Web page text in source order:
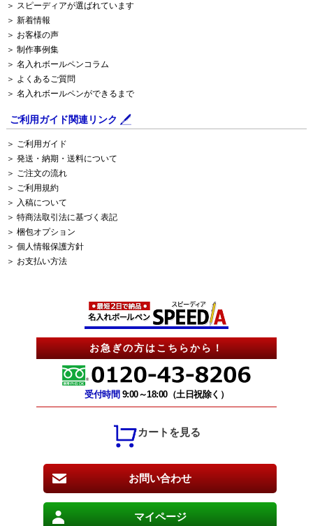
お急ぎの方はこちらから！
受付時間9:00～18:00（土日祝除く）
カートを見る
お問い合わせ
マイページ
＞ スピーディアが選ばれています
＞ 新着情報
＞ お客様の声
＞ 制作事例集
＞ 名入れボールペンコラム
＞ よくあるご質問
＞ 名入れボールペンができるまで
ご利用ガイド関連リンク
＞ ご利用ガイド
＞ 発送・納期・送料について
＞ ご注文の流れ
＞ ご利用規約
＞ 入稿について
＞ 特商法取引法に基づく表記
＞ 梱包オプション
＞ 個人情報保護方針
＞ お支払い方法